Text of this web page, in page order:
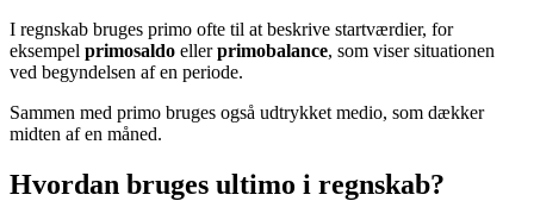
I regnskab bruges primo ofte til at beskrive startværdier, for
eksempel primosaldo ellerprimobalance, som viser situationen
ved begyndelsen af en periode.
Sammen med primo bruges også udtrykket medio, som dækker
midten af en måned.
Hvordan bruges ultimo i regnskab?